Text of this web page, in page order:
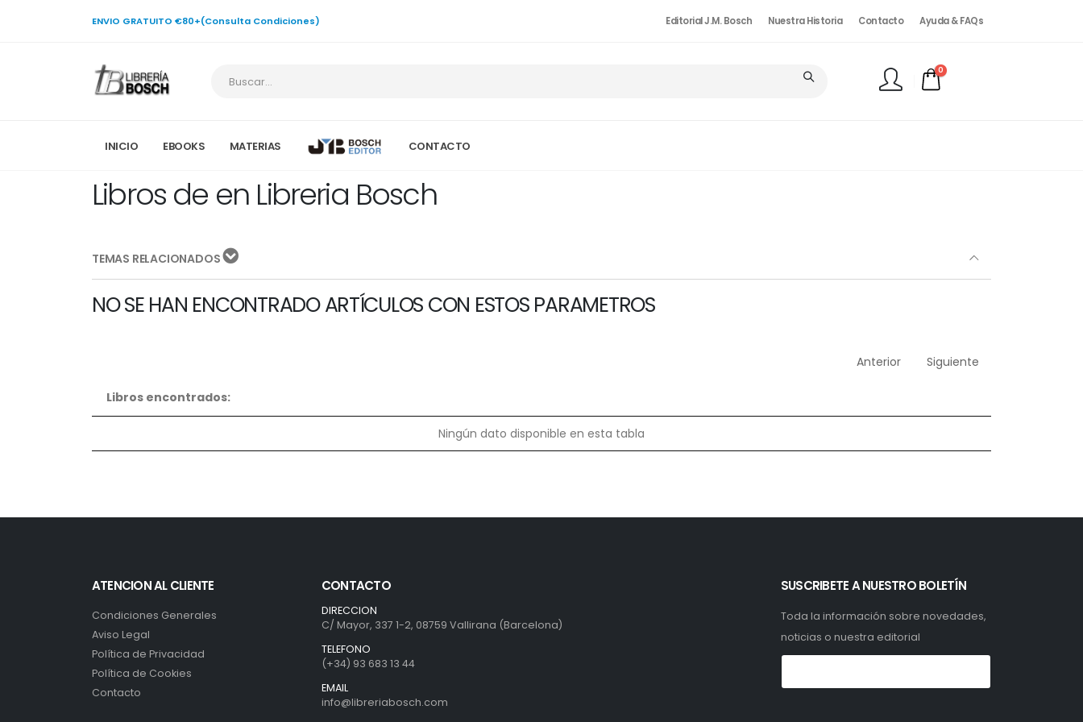
ENVIO GRATUITO €80+(Consulta Condiciones) Editorial J.M. Bosch Nuestra Historia Contacto Ayuda & FAQs
0
INICIO EBOOKS MATERIAS CONTACTO
Libros de en Libreria Bosch
TEMAS RELACIONADOS
NO SE HAN ENCONTRADO ARTÍCULOS CON ESTOS PARAMETROS
Anterior Siguiente
Libros encontrados:
Ningún dato disponible en esta tabla
ATENCION AL CLIENTE
Condiciones Generales
Aviso Legal
Política de Privacidad
Política de Cookies
Contacto
CONTACTO
DIRECCION
C/ Mayor, 337 1-2, 08759 Vallirana (Barcelona)
TELEFONO
(+34) 93 683 13 44
EMAIL
info@libreriabosch.com
SUSCRIBETE A NUESTRO BOLETÍN
Toda la información sobre novedades,
noticias o nuestra editorial